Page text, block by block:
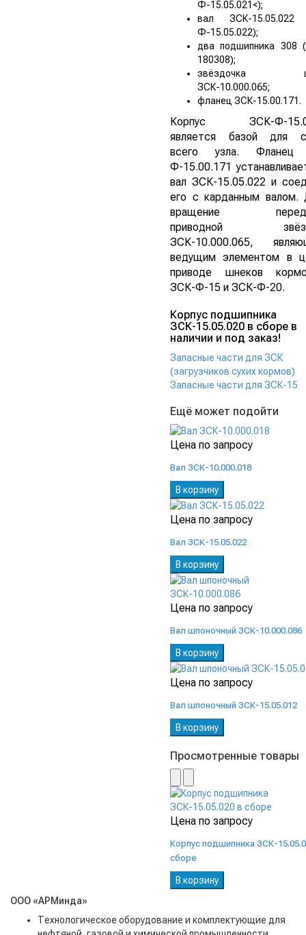
Ф-15.05.021<);
вал ЗСК-15.05.022
Ф-15.05.022);
два подшипника 308
180308);
звёздочка
ЗСК-10.000.065;
фланец ЗСК-15.00.171.
Корпус ЗСК-Ф-
является базой для
всего узла. Фланец
Ф-15.00.171
вал ЗСК-15.05.022 и
его с карданным валом.
вращение
приводной
ЗСК-10.000.065,
ведущим элементом в
приводе шнеков
ЗСК-Ф-15 и ЗСК-Ф-20.
Корпус подшипника
ЗСК-15.05.020 в сборе в
наличии и под заказ!
Запасные части для ЗСК
(загрузчиков сухих кормов)
Запасные части для ЗСК-15
Ещё может подойти
Цена по запросу
Вал ЗСК-10.000.018
В корзину
Цена по запросу
Вал ЗСК-15.05.022
В корзину
Цена по запросу
Вал шпоночный ЗСК-10.000.086
В корзину
Цена по запросу
Вал шпоночный ЗСК-15.05.012
В корзину
Просмотренные товары
Цена по запросу
Корпус подшипника ЗСК-
сборе
В корзину
ООО «АРМинда»
Технологическое оборудование и комплектующие для